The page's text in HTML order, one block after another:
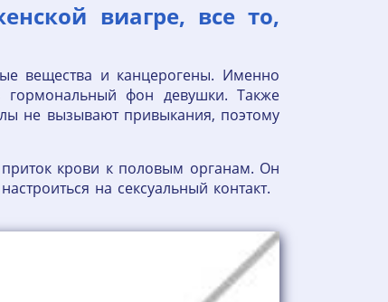
виагре, все то,
вещества и канцерогены. Именно
гормональный фон девушки. Также
не вызывают привыкания, поэтому
приток крови к половым органам. Он
на сексуальный контакт.